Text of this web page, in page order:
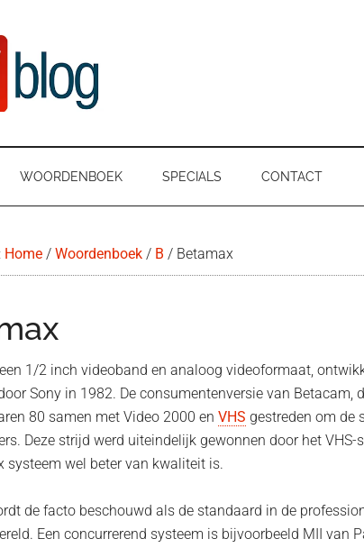
WOORDENBOEK SPECIALS CONTACT
Home / Woordenboek / B / Betamax
1/2 inch videoband en analoog videoformaat,
Sony in 1982. De consumentenversie van Betacam,
80 samen met Video 2000 en VHS gestreden om de
Deze strijd werd uiteindelijk gewonnen door het VHS-
systeem wel beter van kwaliteit is.
de facto beschouwd als de standaard in de
Een concurrerend systeem is bijvoorbeeld MII van